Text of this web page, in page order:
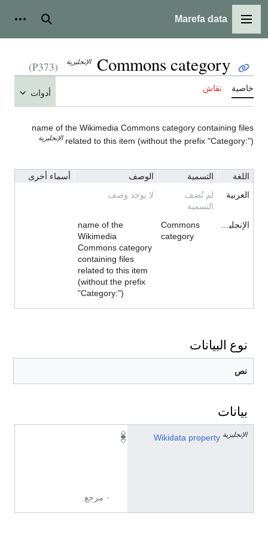
القائمة الرئيسية
Marefa data بحث
Commons category الإنجليزية (P373)
خاصية نقاش أدوات
name of the Wikimedia Commons category containing files
related to this item (without the prefix "Category:") الإنجليزية
اللغة التسمية الوصف
أسماء أخرى
العربية
لم تُضف
التسمية
لا يوجد وصف
الإنجليزية
Commons
category
name of the
Wikimedia
Commons category
containing files
related to this item
(without the prefix
"Category:")
نوع البيانات
نص
بيانات
Wikidata property الإنجليزية
٠ مرجع